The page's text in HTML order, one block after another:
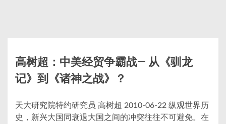
高树超：中美经贸争霸战— 从《驯龙
记》到《诸神之战》？
天大研究院特约研究员 高树超 2010-06-22 纵观世界历
史，新兴大国同衰退大国之间的冲突往往不可避免。在